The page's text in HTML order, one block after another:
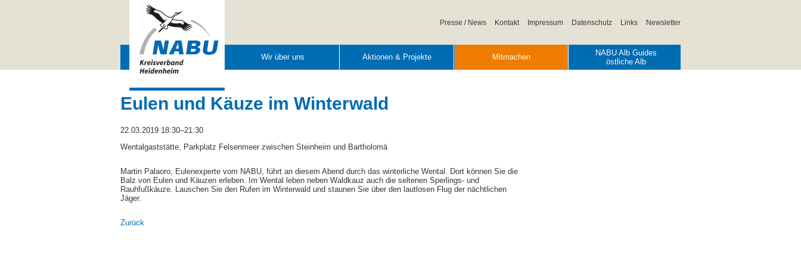
Navigation
Presse / News Kontakt Impressum Datenschutz Links Newsletter
Navigation
überspringen
Wir über uns Aktionen & Projekte Mitmachen
NABU Alb Guides
östliche Alb
Eulen und Käuze im Winterwald
22.03.2019 18:30–21:30
Wentalgaststätte, Parkplatz Felsenmeer zwischen Steinheim und Bartholomä
Martin Palaoro, Eulenexperte vom NABU, führt an diesem Abend durch das winterliche Wental. Dort können Sie die
Balz von Eulen und Käuzen erleben. Im Wental leben neben Waldkauz auch die seltenen Sperlings- und
Rauhfußkäuze. Lauschen Sie den Rufen im Winterwald und staunen Sie über den lautlosen Flug der nächtlichen
Jäger.
Zurück